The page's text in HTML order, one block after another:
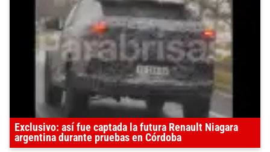
Exclusivo: así fue captada la futura Renault Niagara
argentina durante pruebas en Córdoba